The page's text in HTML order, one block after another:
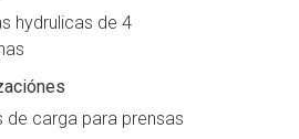
hydrulicas de 4
de carga para prensas